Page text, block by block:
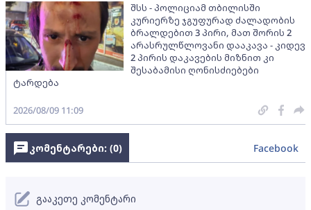
შსს - პოლიციამ თბილისში
კურიერზე ჯგუფურად ძალადობის
ბრალდებით 3 პირი, მათ შორის 2
არასრულწლოვანი დააკავა - კიდევ
2 პირის დაკავების მიზნით კი
შესაბამისი ღონისძიებები
ტარდება
2026/08/09 11:09
კომენტარები: (0) Facebook
გააკეთე კომენტარი